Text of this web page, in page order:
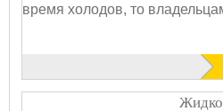
время холодов, то